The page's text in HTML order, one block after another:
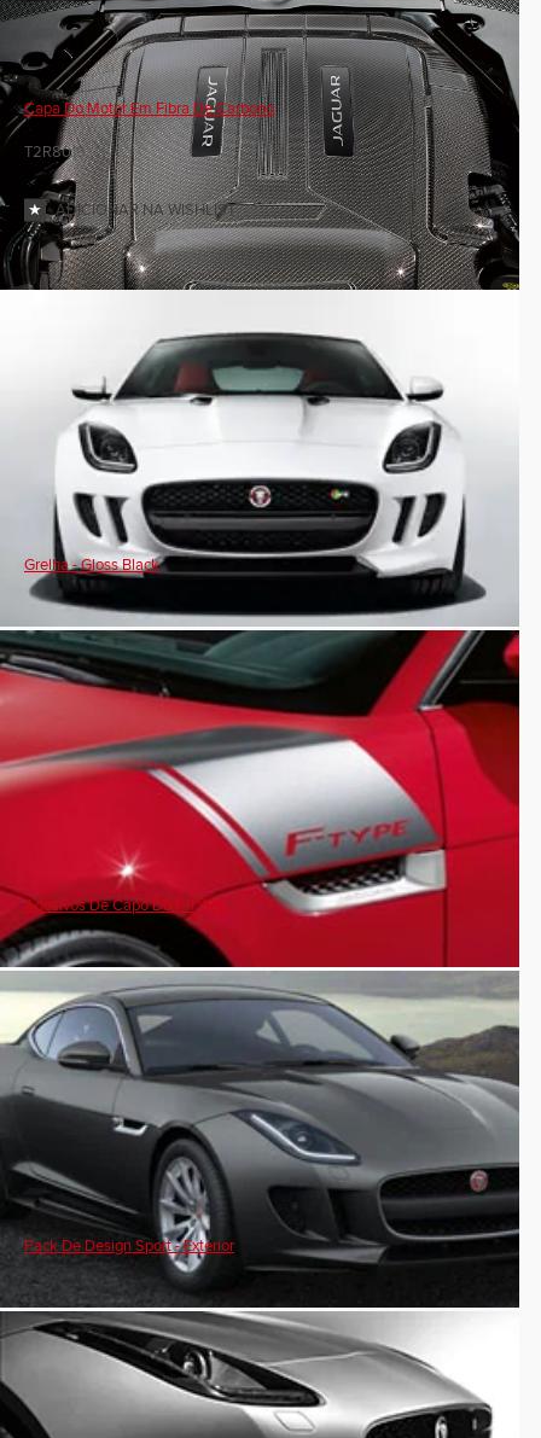
Capa Do Motor Em Fibra De Carbono
T2R8019
ADICIONAR NA WISHLIST
Grelha - Gloss Black
Adesivos De Capô Do F-TYPE
Pack De Design Sport - Exterior